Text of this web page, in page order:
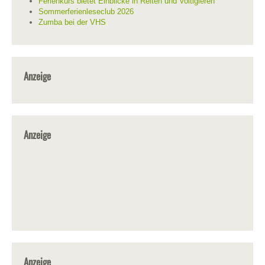
Sommerferienleseclub 2026
Zumba bei der VHS
Anzeige
Anzeige
Anzeige